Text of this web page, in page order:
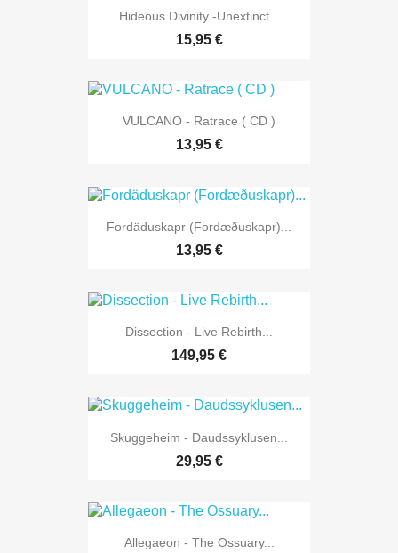
Hideous Divinity -Unextinct...
15,95 €
VULCANO - Ratrace ( CD )
13,95 €
Fordäduskapr (Fordæðuskapr)...
13,95 €
Dissection - Live Rebirth...
149,95 €
Skuggeheim - Daudssyklusen...
29,95 €
Allegaeon - The Ossuary...